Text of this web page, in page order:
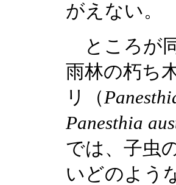
がえない。
ところが
雨林の朽ち
リ（
Panesthia
では、子虫
いどのよう